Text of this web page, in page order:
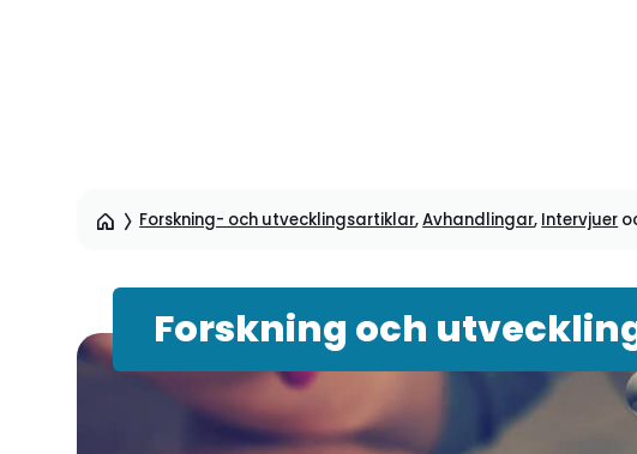
Forskning- och utvecklingsartiklar,Avhandlingar, Intervjuer
Forskning och